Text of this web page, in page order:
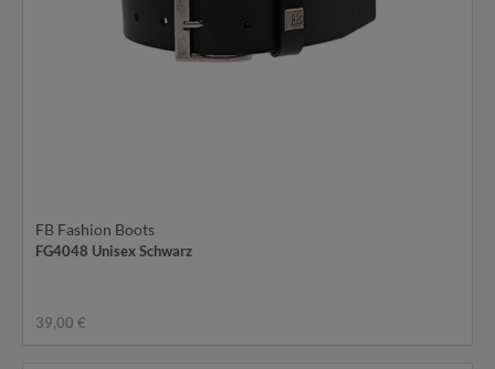
FB Fashion Boots
FG4048 Unisex Schwarz
39,00 €